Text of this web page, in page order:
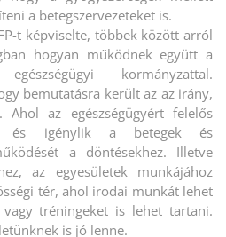
a betegszervezeteket is.
t képviselte, többek között arról
hogyan működnek együtt a
kormányzattal.
bemutatásra került az az irány,
az egészségügyért felelős
és igénylik a betegek és
a döntésekhez. Illetve
az egyesületek munkájához
tér, ahol irodai munkát lehet
tréningeket is lehet tartani.
is jó lenne.